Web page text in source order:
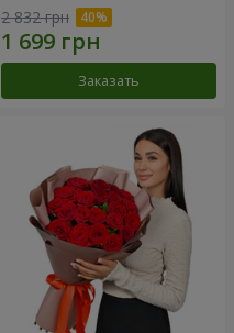
2 832 грн
Заказать